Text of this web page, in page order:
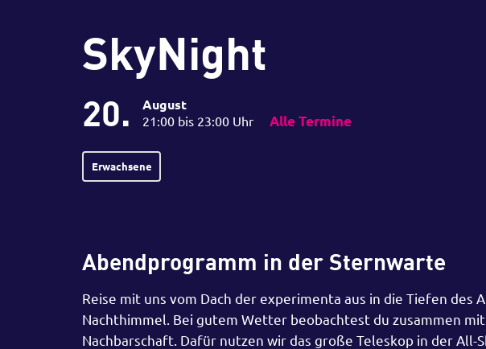
SkyNight
20. August
21:00 bis 23:00 Uhr Alle Termine
Erwachsene
Abendprogramm in der Sternwarte
Reise mit uns vom Dach der experimenta aus in die Tiefen des
Nachthimmel. Bei gutem Wetter beobachtest du zusammen
Nachbarschaft. Dafür nutzen wir das große Teleskop in der All-